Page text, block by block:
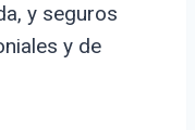
y seguros
y de